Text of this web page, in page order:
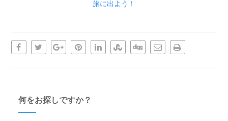
旅に出よう！
何をお探しですか？